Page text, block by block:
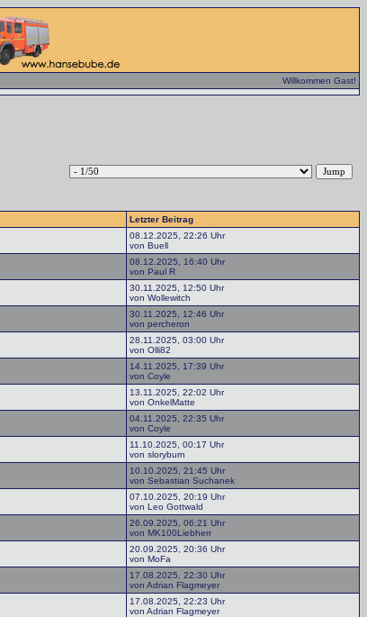
Willkommen Gast!
Letzter Beitrag
08.12.2025, 22:26 Uhr
von Buell
08.12.2025, 16:40 Uhr
von Paul R
30.11.2025, 12:50 Uhr
von Wollewitch
30.11.2025, 12:46 Uhr
von percheron
28.11.2025, 03:00 Uhr
von Olli82
14.11.2025, 17:39 Uhr
von Coyle
13.11.2025, 22:02 Uhr
von OnkelMatte
04.11.2025, 22:35 Uhr
von Coyle
11.10.2025, 00:17 Uhr
von sloryburn
10.10.2025, 21:45 Uhr
von Sebastian Suchanek
07.10.2025, 20:19 Uhr
von Leo Gottwald
26.09.2025, 06:21 Uhr
von MK100Liebherr
20.09.2025, 20:36 Uhr
von MoFa
17.08.2025, 22:30 Uhr
von Adrian Flagmeyer
17.08.2025, 22:23 Uhr
von Adrian Flagmeyer